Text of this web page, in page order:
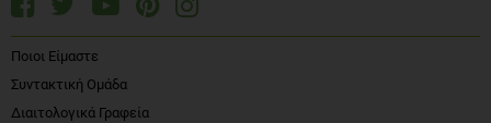
Ποιοι Είμαστε
Συντακτική Ομάδα
Διαιτολογικά Γραφεία